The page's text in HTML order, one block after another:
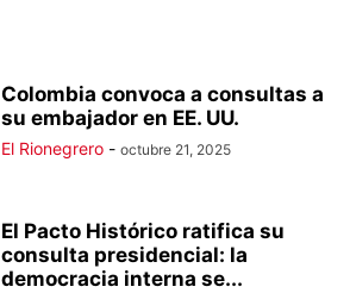
Colombia convoca a consultas a
su embajador en EE. UU.
El Rionegrero - octubre 21, 2025
El Pacto Histórico ratifica su
consulta presidencial: la
democracia interna se...